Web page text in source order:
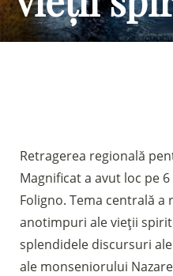
Retragerea regională
Magnificat a avut loc pe
Foligno. Tema centrală
anotimpuri ale vieții
splendidele discursuri
ale monseniorului